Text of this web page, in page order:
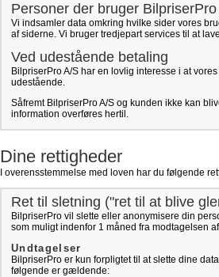
Personer der bruger BilpriserPro
Vi indsamler data omkring hvilke sider vores
af siderne. Vi bruger tredjepart services til at
Ved udestående betaling
BilpriserPro A/S har en lovlig interesse i at
udestående.
Såfremt BilpriserPro A/S og kunden ikke kan
information overføres hertil.
Dine rettigheder
I overensstemmelse med loven har du følgende
Ret til sletning ("ret til at blive
BilpriserPro vil slette eller anonymisere din
som muligt indenfor 1 måned fra modtagelsen
Undtagelser
BilpriserPro er kun forpligtet til at slette dine
følgende er gældende: